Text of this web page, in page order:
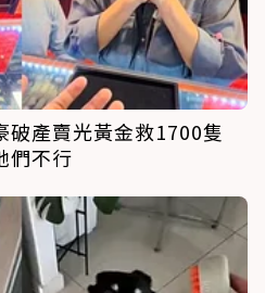
破產賣光黃金救1700隻
們不行